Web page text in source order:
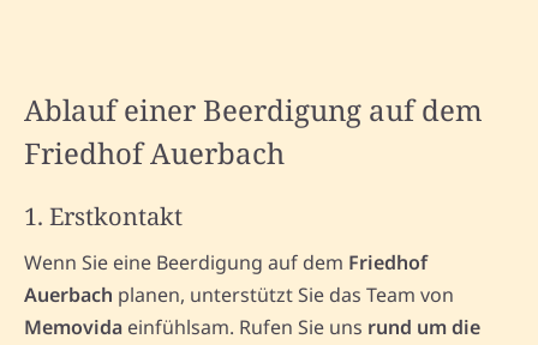
Ablauf einer Beerdigung auf dem
Friedhof Auerbach
1. Erstkontakt
Wenn Sie eine Beerdigung auf dem Friedhof
Auerbach planen, unterstützt Sie das Team von
Memovida einfühlsam. Rufen Sie uns rund um die